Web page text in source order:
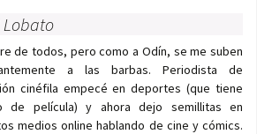
Lobato
de todos, pero como a Odín, se me suben
a las barbas. Periodista de
cinéfila empecé en deportes (que tiene
de película) y ahora dejo semillitas en
medios online hablando de cine y cómics.